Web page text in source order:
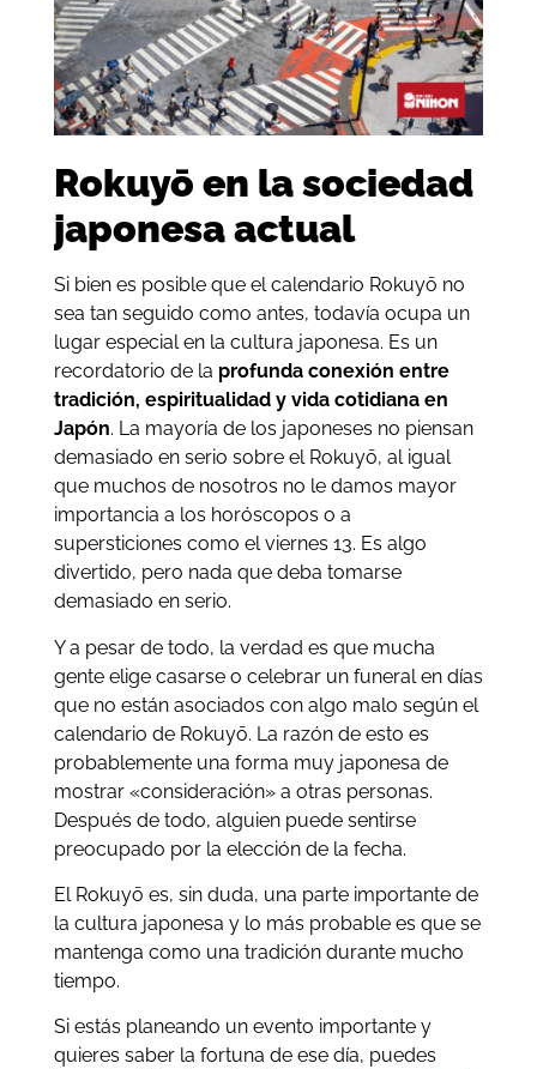
Rokuyō en la sociedad
japonesa actual
Si bien es posible que el calendario Rokuyō no
sea tan seguido como antes, todavía ocupa un
lugar especial en la cultura japonesa. Es un
recordatorio de la profunda conexión entre
tradición, espiritualidad y vida cotidiana en
Japón. La mayoría de los japoneses no piensan
demasiado en serio sobre el Rokuyō, al igual
que muchos de nosotros no le damos mayor
importancia a los horóscopos o a
supersticiones como el viernes 13. Es algo
divertido, pero nada que deba tomarse
demasiado en serio.
Y a pesar de todo, la verdad es que mucha
gente elige casarse o celebrar un funeral en días
que no están asociados con algo malo según el
calendario de Rokuyō. La razón de esto es
probablemente una forma muy japonesa de
mostrar «consideración» a otras personas.
Después de todo, alguien puede sentirse
preocupado por la elección de la fecha.
El Rokuyō es, sin duda, una parte importante de
la cultura japonesa y lo más probable es que se
mantenga como una tradición durante mucho
tiempo.
Si estás planeando un evento importante y
quieres saber la fortuna de ese día, puedes